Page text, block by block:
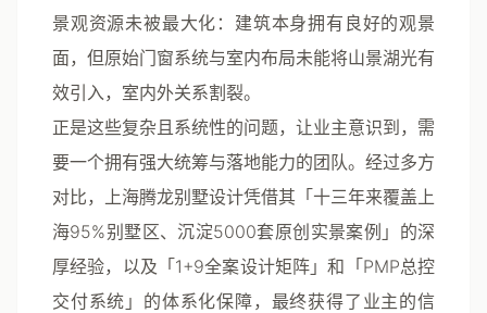
景观资源未被最大化 ：建筑本身拥有良好的观景
面，但原始门窗系统与室内布局未能将山景湖光有
效引入，室内外关系割裂。
正是这些复杂且系统性的问题，让业主意识到，需
要一个拥有强大统筹与落地能力的团队。经过多方
对比，上海腾龙别墅设计凭借其「十三年来覆盖上
海95%别墅区、沉淀5000套原创实景案例」的深
厚经验，以及「1+9全案设计矩阵」和「PMP总控
交付系统」的体系化保障，最终获得了业主的信